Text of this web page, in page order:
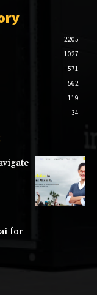
2205
1027
571
562
119
34
for